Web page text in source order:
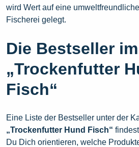
wird Wert auf eine
Fischerei gelegt.
Die Bestseller
„Trockenfutter
Fisch“
Eine Liste der Bestseller unter der
„Trockenfutter Hund Fisch“
Du Dich orientieren, welche